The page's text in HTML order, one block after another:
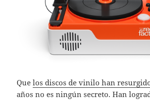
Quelos discos de vinilo han
años no es ningún secreto. Han